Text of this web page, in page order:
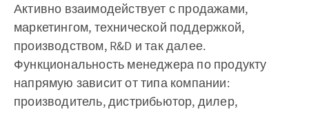
Активно взаимодействует с продажами,
маркетингом, технической поддержкой,
производством, R&D и так далее.
Функциональность менеджера по продукту
напрямую зависит от типа компании:
производитель, дистрибьютор, дилер,